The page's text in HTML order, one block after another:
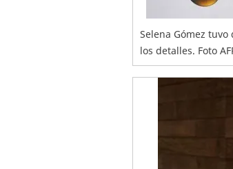
Selena Gómez
los detalles. Foto